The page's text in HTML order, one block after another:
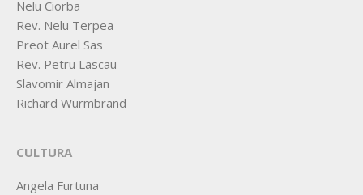
Nelu Ciorba
Rev. Nelu Terpea
Preot Aurel Sas
Rev. Petru Lascau
Slavomir Almajan
Richard Wurmbrand
CULTURA
Angela Furtuna